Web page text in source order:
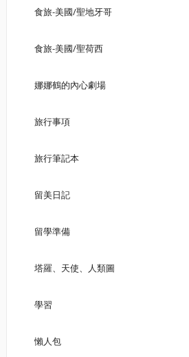
食旅-美國/聖地牙哥
食旅-美國/聖荷西
娜娜鶴的內心劇場
旅行事項
旅行筆記本
留美日記
留學準備
塔羅、天使、人類圖
學習
懶人包